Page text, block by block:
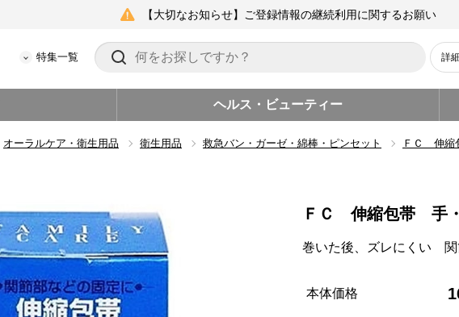
【大切なお知らせ】ご登録情報の継続利用に関するお願い
特集一覧 詳
ヘルス・ビューティー
オーラルケア・衛生用品 衛生用品 救急バン・ガーゼ・綿棒・ピンセット ＦＣ 伸縮
ＦＣ 伸縮包帯 手
巻いた後、ズレにくい 関
本体価格